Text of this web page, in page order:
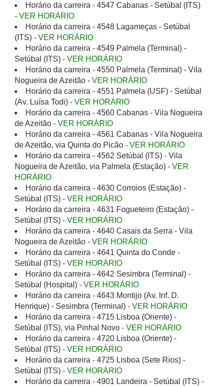
Horário da carreira - 4547 Cabanas - Setúbal (ITS)
- VER HORÁRIO
Horário da carreira - 4548 Lagameças - Setúbal
(ITS) - VER HORÁRIO
Horário da carreira - 4549 Palmela (Terminal) -
Setúbal (ITS) - VER HORÁRIO
Horário da carreira - 4550 Palmela (Terminal) - Vila
Nogueira de Azeitão - VER HORÁRIO
Horário da carreira - 4551 Palmela (USF) - Setúbal
(Av. Luísa Todi) - VER HORÁRIO
Horário da carreira - 4560 Cabanas - Vila Nogueira
de Azeitão - VER HORÁRIO
Horário da carreira - 4561 Cabanas - Vila Nogueira
de Azeitão, via Quinta do Picão - VER HORÁRIO
Horário da carreira - 4562 Setúbal (ITS) - Vila
Nogueira de Azeitão, via Palmela (Estação) - VER
HORÁRIO
Horário da carreira - 4630 Corroios (Estação) -
Setúbal (ITS) - VER HORÁRIO
Horário da carreira - 4631 Fogueteiro (Estação) -
Setúbal (ITS) - VER HORÁRIO
Horário da carreira - 4640 Casais da Serra - Vila
Nogueira de Azeitão - VER HORÁRIO
Horário da carreira - 4641 Quinta do Conde -
Setúbal (ITS) - VER HORÁRIO
Horário da carreira - 4642 Sesimbra (Terminal) -
Setúbal (Hospital) - VER HORÁRIO
Horário da carreira - 4643 Montijo (Av. Inf. D.
Henrique) - Sesimbra (Terminal) - VER HORÁRIO
Horário da carreira - 4715 Lisboa (Oriente) -
Setúbal (ITS), via Pinhal Novo - VER HORÁRIO
Horário da carreira - 4720 Lisboa (Oriente) -
Setúbal (ITS) - VER HORÁRIO
Horário da carreira - 4725 Lisboa (Sete Rios) -
Setúbal (ITS) - VER HORÁRIO
Horário da carreira - 4901 Landeira - Setúbal (ITS) -